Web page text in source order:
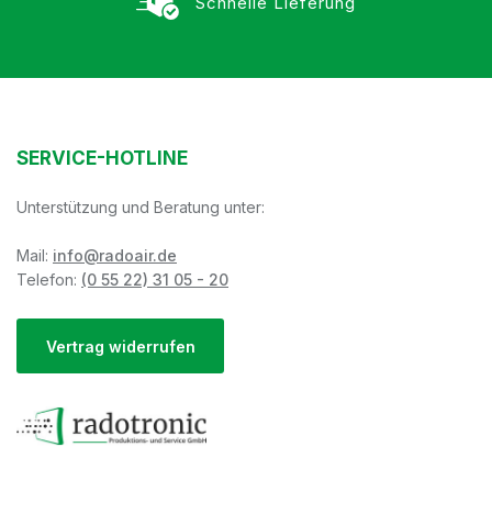
SERVICE-HOTLINE
Unterstützung und Beratung unter:
Mail: info@radoair.de
Telefon: (0 55 22) 31 05 - 20
Vertrag widerrufen